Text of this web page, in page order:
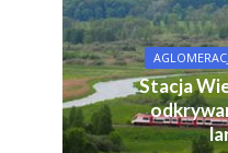
Stacja